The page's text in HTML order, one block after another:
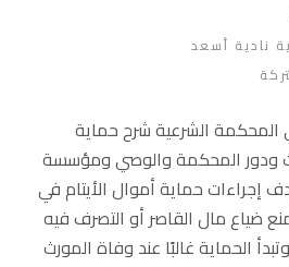
نادية أسعد
المحكمة الشرعية شرح حماية
ودور المحكمة والوصي ومؤسسة
إجراءات حماية أموال الأيتام في
ضياع مال القاصر أو التصرف فيه
الحماية غالبًا عند وفاة المورث